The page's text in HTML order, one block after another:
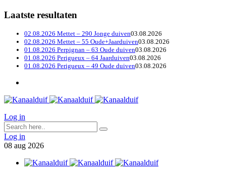
Laatste resultaten
02.08.2026 Mettet – 290 Jonge duiven03.08.2026
02.08.2026 Mettet – 55 Oude+Jaarduiven03.08.2026
01.08.2026 Perpignan – 63 Oude duiven03.08.2026
01.08.2026 Perigueux – 64 Jaarduiven03.08.2026
01.08.2026 Perigueux – 49 Oude duiven03.08.2026
Log in
Log in
08 aug 2026